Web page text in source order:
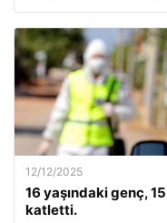
12/12/2025
16 yaşındaki genç,
katletti.